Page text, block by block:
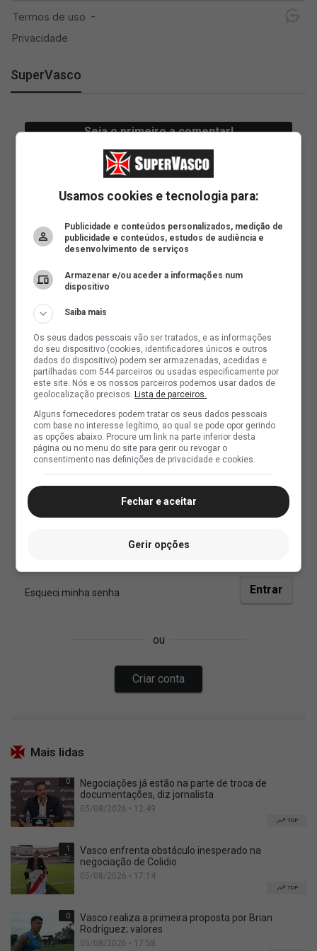
SuperVasco
Mais lidas
0
Negociações já estão na parte de troca de
documentações, diz jornalista
05/08/2026 • 12:49
TOP
1
Vasco enfrenta obstáculo inesperado na
negociação de Colidio
05/08/2026 • 17:14
TOP
0
Vasco realiza a primeira proposta por Brian
Rodríguez; valores
05/08/2026 • 17:58
Usamos cookies e tecnologia para:
Publicidade e conteúdos personalizados, medição de
publicidade e conteúdos, estudos de audiência e
desenvolvimento de serviços
Armazenar e/ou aceder a informações num
dispositivo
Saiba mais
Os seus dados pessoais vão ser tratados, e as informações
do seu dispositivo (cookies, identificadores únicos e outros
dados do dispositivo) podem ser armazenadas, acedidas e
partilhadas com 544 parceiros ou usadas especificamente por
este site. Nós e os nossos parceiros podemos usar dados de
geolocalização precisos. Lista de parceiros.
Alguns fornecedores podem tratar os seus dados pessoais
com base no interesse legítimo, ao qual se pode opor gerindo
as opções abaixo. Procure um link na parte inferior desta
página ou no menu do site para gerir ou revogar o
consentimento nas definições de privacidade e cookies.
Fechar e aceitar
Gerir opções